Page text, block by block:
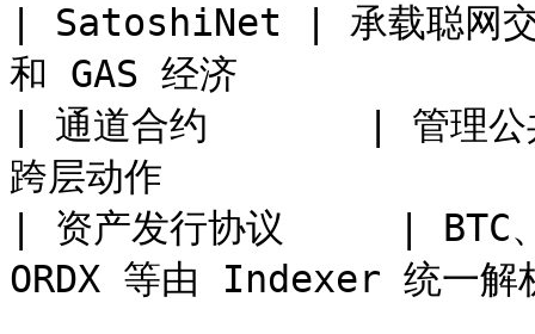
| SatoshiNet | 承载聪网交
和 GAS 经济
| 通道合约       | 管理公
跨层动作
| 资产发行协议     | BTC
ORDX 等由 Indexer 统一解